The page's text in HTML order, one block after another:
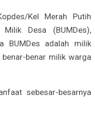
Kel Merah Putih
Desa (BUMDes),
BUMDes adalah milik
benar milik warga
sebesar-besarnya